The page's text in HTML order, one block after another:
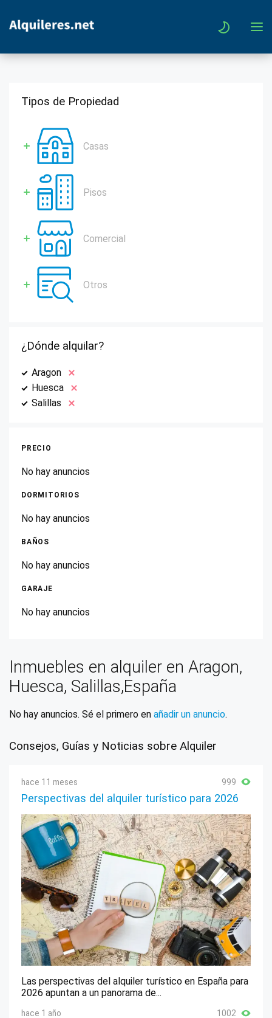
Tipos de Propiedad
Casas
Pisos
Comercial
Otros
¿Dónde alquilar?
Aragon
Huesca
Salillas
PRECIO
No hay anuncios
DORMITORIOS
No hay anuncios
BAÑOS
No hay anuncios
GARAJE
No hay anuncios
Inmuebles en alquiler en Aragon,
Huesca, Salillas,España
No hay anuncios. Sé el primero en añadir un anuncio.
Consejos, Guías y Noticias sobre Alquiler
hace 11 meses 999
Perspectivas del alquiler turístico para 2026
Las perspectivas del alquiler turístico en España para
2026 apuntan a un panorama de...
hace 1 año 1002